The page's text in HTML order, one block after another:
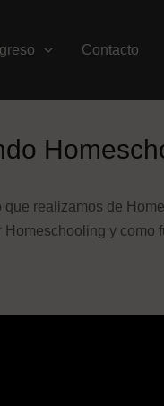
Contacto
realizamos de
y como